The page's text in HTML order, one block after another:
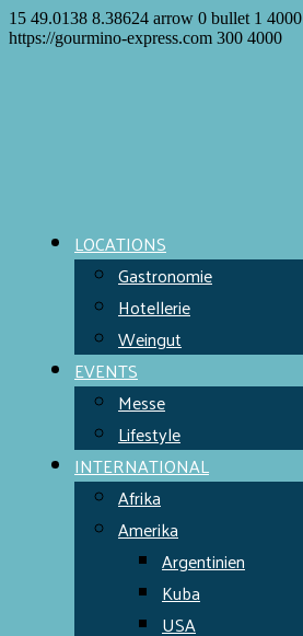
15 49.0138 8.38624 arrow 0 bullet 1 4000
https://gourmino-express.com 300 4000
LOCATIONS
Gastronomie
Hotellerie
Weingut
EVENTS
Messe
Lifestyle
INTERNATIONAL
Afrika
Amerika
Argentinien
Kuba
USA